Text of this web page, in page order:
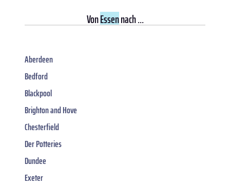
VonEssennach ...
Aberdeen
Bedford
Blackpool
Brighton and Hove
Chesterfield
Der Potteries
Dundee
Exeter